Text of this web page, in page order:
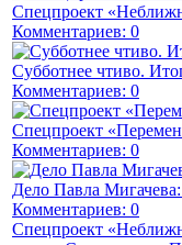
Спецпроект
Комментариев: 0
Субботнее чтиво.
Комментариев: 0
Спецпроект
Комментариев: 0
Дело Павла
Комментариев: 0
Спецпроект